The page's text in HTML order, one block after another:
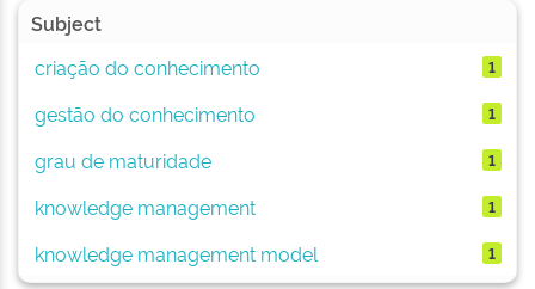
Subject
criação do conhecimento
1
gestão do conhecimento 1
grau de maturidade 1
knowledge management 1
knowledge management model 1